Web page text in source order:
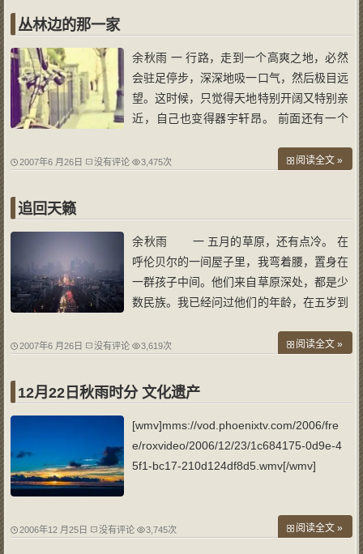
丛林边的那一家
余秋雨 一 行路，走到一个高爽之地，必然
会驻足停步，深深地吸一口气，然后极目远
望。这时候，只觉得天地特别开阔又特别亲
近，自己也变得器宇轩昂。 前面还有一个
达，但是，低头一看，中间隔着一片丛林。
2007年6 月26日 没有评论 3,475次 阅读全文 »
追回天籁
余秋雨 一 五月的草原，还有点冷。 在
呼伦贝尔的一间屋子里，我弯着腰，置身在
一群孩子中间。他们来自草原深处，都是少
数民族。我已经问过他们的年龄，在五岁到
纪言先生。他六岁之前也是在呼伦贝尔度过
于世界各大都市之间，但是，不管走
2007年6 月26日 没有评论 3,619次 阅读全文 »
12月22日秋雨时分 文化遗产
[wmv]mms://vod.phoenixtv.com/2006/fre
e/roxvideo/2006/12/23/1c684175-0d9e-4
5f1-bc17-210d124df8d5.wmv[/wmv]
2006年12 月25日 没有评论 3,745次 阅读全文 »